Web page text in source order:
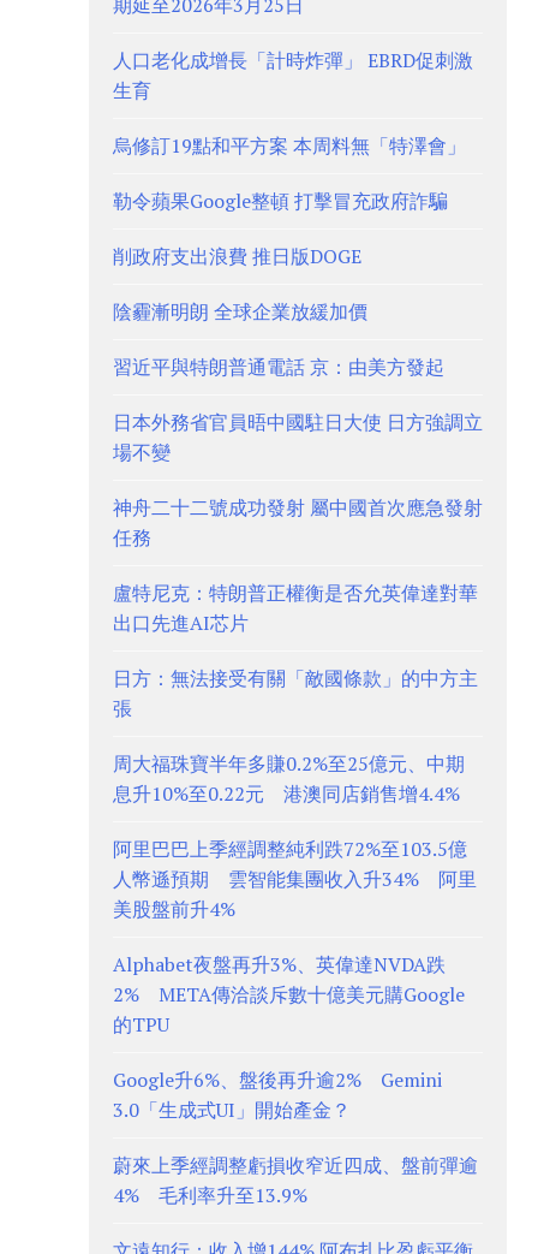
人口老化成增長「計時炸彈」 EBRD促刺激
生育
烏修訂19點和平方案 本周料無「特澤會」
勒令蘋果Google整頓 打擊冒充政府詐騙
削政府支出浪費 推日版DOGE
陰霾漸明朗 全球企業放緩加價
習近平與特朗普通電話 京：由美方發起
日本外務省官員晤中國駐日大使 日方強調立
場不變
神舟二十二號成功發射 屬中國首次應急發射
任務
盧特尼克：特朗普正權衡是否允英偉達對華
出口先進AI芯片
日方：無法接受有關「敵國條款」的中方主
張
周大福珠寶半年多賺0.2%至25億元、中期
息升10%至0.22元 港澳同店銷售增4.4%
阿里巴巴上季經調整純利跌72%至103.5億
人幣遜預期 雲智能集團收入升34% 阿里
美股盤前升4%
Alphabet夜盤再升3%、英偉達NVDA跌
2% META傳洽談斥數十億美元購Google
的TPU
Google升6%、盤後再升逾2% Gemini
3.0「生成式UI」開始產金？
蔚來上季經調整虧損收窄近四成、盤前彈逾
4% 毛利率升至13.9%